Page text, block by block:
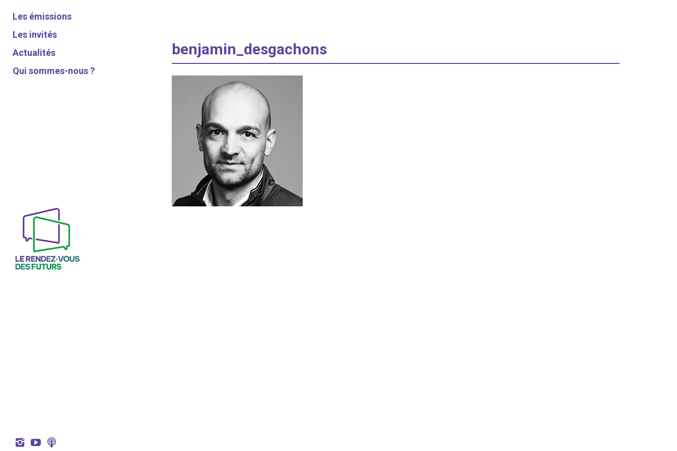
Les émissions
Les invités
Actualités
Qui sommes-nous ?
benjamin_desgachons